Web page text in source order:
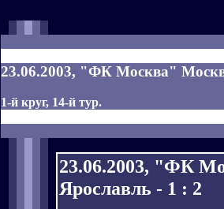
23.06.2003, "ФК Москва"
1-й круг, 14-й тур.
23.06.2003, "ФК
Ярославль - 1 : 2